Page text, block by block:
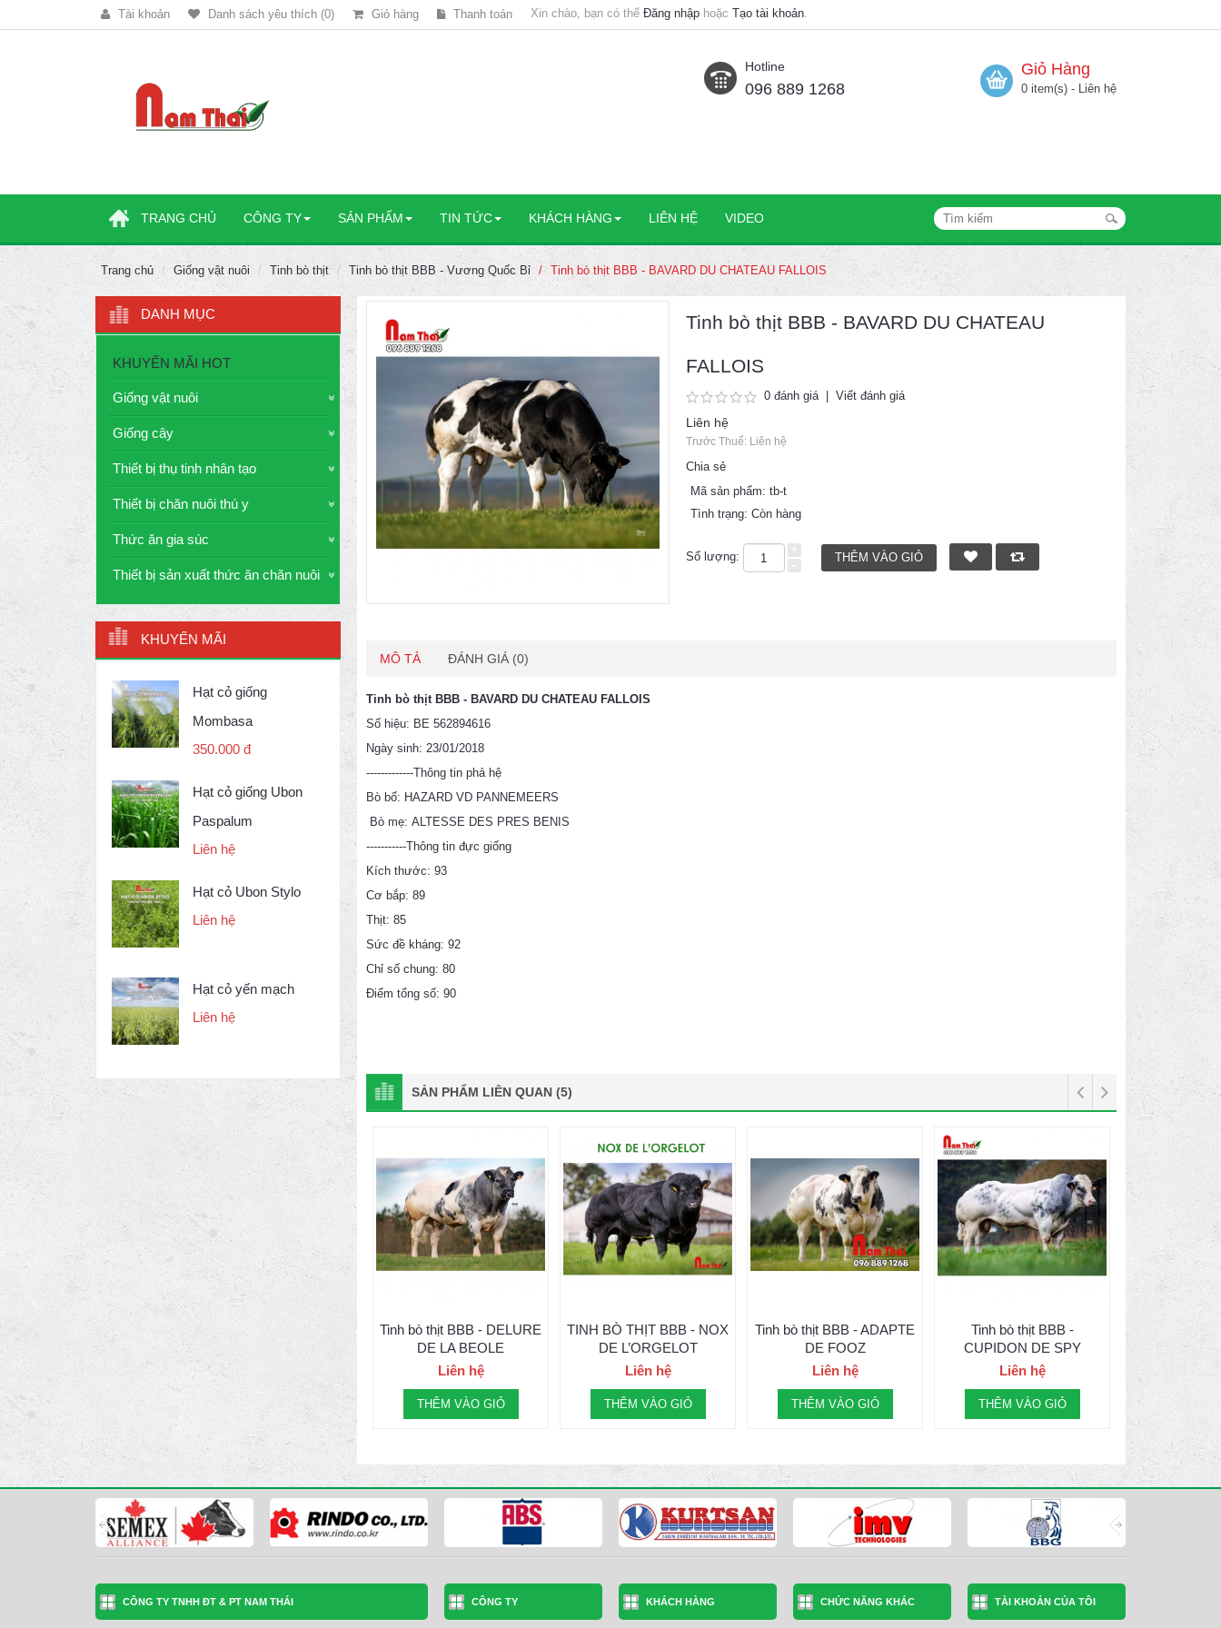
Tài khoản Danh sách yêu thích (0) Giỏ hàng Thanh toán Xin chào, bạn có thể Đăng nhập hoặc Tạo tài khoản.
Hotline
096 889 1268
Giỏ Hàng
0 item(s) - Liên hệ
TRANG CHỦ CÔNG TY SẢN PHẨM TIN TỨC KHÁCH HÀNG LIÊN HỆ VIDEO
Trang chủ Giống vật nuôi Tinh bò thịt Tinh bò thịt BBB - Vương Quốc Bỉ Tinh bò thịt BBB - BAVARD DU CHATEAU FALLOIS
DANH MỤC
KHUYẾN MÃI HOT
Giống vật nuôi
Giống cây
Thiết bị thụ tinh nhân tạo
Thiết bị chăn nuôi thú y
Thức ăn gia súc
Thiết bị sản xuất thức ăn chăn nuôi
KHUYẾN MÃI
Hạt cỏ giống
Mombasa
350.000 đ
Hạt cỏ giống Ubon
Paspalum
Liên hệ
Hạt cỏ Ubon Stylo
Liên hệ
Hạt cỏ yến mạch
Liên hệ
Tinh bò thịt BBB - BAVARD DU CHATEAU
FALLOIS
0 đánh giá| Viết đánh giá
Liên hệ
Trước Thuế: Liên hệ
Chia sẻ
Mã sản phẩm: tb-t
Tình trạng: Còn hàng
Số lượng:
MÔ TẢ ĐÁNH GIÁ (0)
Tinh bò thịt BBB - BAVARD DU CHATEAU FALLOIS
Số hiệu: BE 562894616
Ngày sinh: 23/01/2018
-------------Thông tin phả hệ
Bò bố: HAZARD VD PANNEMEERS
Bò mẹ: ALTESSE DES PRES BENIS
-----------Thông tin đực giống
Kích thước: 93
Cơ bắp: 89
Thịt: 85
Sức đề kháng: 92
Chỉ số chung: 80
Điểm tổng số: 90
SẢN PHẨM LIÊN QUAN (5)
Tinh bò thịt BBB - DELURE
DE LA BEOLE
Liên hệ
THÊM VÀO GIỎ
TINH BÒ THỊT BBB - NOX
DE L’ORGELOT
Liên hệ
THÊM VÀO GIỎ
Tinh bò thịt BBB - ADAPTE
DE FOOZ
Liên hệ
THÊM VÀO GIỎ
Tinh bò thịt BBB -
CUPIDON DE SPY
Liên hệ
THÊM VÀO GIỎ
CÔNG TY TNHH ĐT & PT NAM THÁI CÔNG TY KHÁCH HÀNG CHỨC NĂNG KHÁC TÀI KHOẢN CỦA TÔI